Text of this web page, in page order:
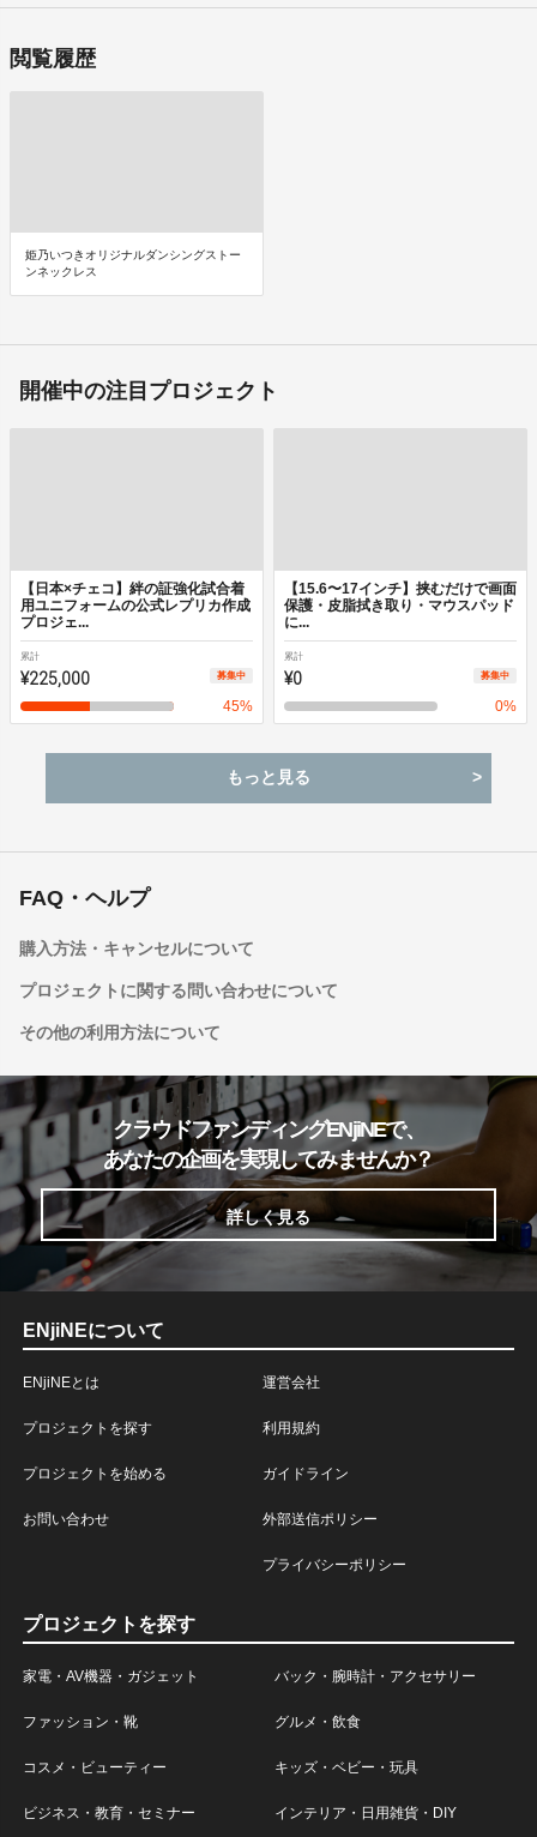
閲覧履歴
姫乃いつきオリジナルダンシングストー
ンネックレス
開催中の注目プロジェクト
【日本×チェコ】絆の証強化試合着
用ユニフォームの公式レプリカ作成
プロジェ...
累計
¥225,000 募集中
45%
【15.6〜17インチ】挟むだけで画面
保護・皮脂拭き取り・マウスパッド
に...
累計
¥0 募集中
0%
もっと見る
FAQ・ヘルプ
購入方法・キャンセルについて
プロジェクトに関する問い合わせについて
その他の利用方法について
クラウドファンディングENjiNEで、
あなたの企画を実現してみませんか？
詳しく見る
ENjiNEについて
ENjiNEとは
プロジェクトを探す
プロジェクトを始める
お問い合わせ
運営会社
利用規約
ガイドライン
外部送信ポリシー
プライバシーポリシー
プロジェクトを探す
家電・AV機器・ガジェット バック・腕時計・アクセサリー
ファッション・靴 グルメ・飲食
コスメ・ビューティー キッズ・ベビー・玩具
ビジネス・教育・セミナー インテリア・日用雑貨・DIY